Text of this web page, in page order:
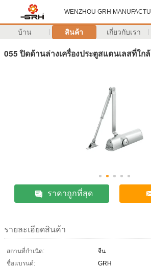
WENZHOU GRH
บ้าน สินค้า เกี่ยวกับเรา
055 ปิดด้านล่างเครื่องประตูสแตนเลสที่ใก
ราคาถูกที่สุด
รายละเอียดสินค้า
สถานที่กำเนิด:
จีน
ชื่อแบรนด์:
GRH